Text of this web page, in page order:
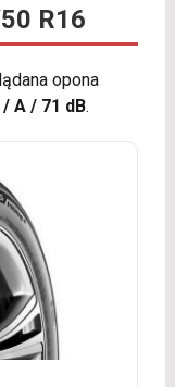
R16
opona
/ A / 71 dB.